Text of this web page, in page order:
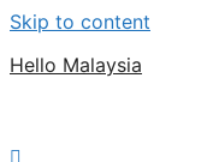
Skip to content
Hello Malaysia